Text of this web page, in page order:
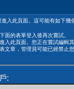
入此頁面。這可能有如下幾
面的表單登入後再次嘗試。
入此頁面。您正在嘗試編輯
文章，管理員可能已經禁止
: